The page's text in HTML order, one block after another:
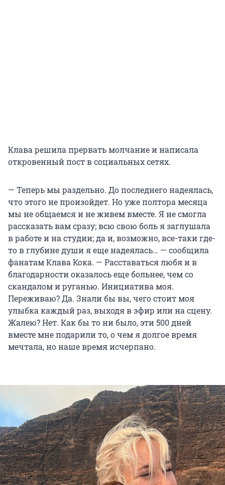
Клава решила прервать молчание и написала
откровенный пост в социальных сетях.
— Теперь мы раздельно. До последнего надеялась,
что этого не произойдет. Но уже полтора месяца
мы не общаемся и не живем вместе. Я не смогла
рассказать вам сразу; всю свою боль я заглушала
в работе и на студии; да и, возможно, все-таки где-
то в глубине души я еще надеялась… — сообщила
фанатам Клава Кока. — Расставаться любя и в
благодарности оказалось еще больнее, чем со
скандалом и руганью. Инициатива моя.
Переживаю? Да. Знали бы вы, чего стоит моя
улыбка каждый раз, выходя в эфир или на сцену.
Жалею? Нет. Как бы то ни было, эти 500 дней
вместе мне подарили то, о чем я долгое время
мечтала, но наше время исчерпано.